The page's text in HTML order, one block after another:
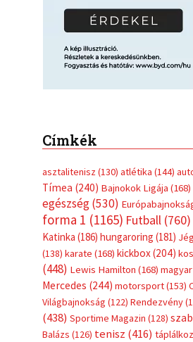
Címkék
asztalitenisz (130) atlétika (144)
Tímea (240) Bajnokok Ligája (168)
egészség(530)
forma 1 (1165) Futball(760)
Katinka (186) hungaroring (181)
(138) karate (168) kickbox(204)
(448) Lewis Hamilton (168)
Mercedes (244) motorsport(153)
Világbajnokság (122) Rendezvény
(438) Sportime Magazin (128)
Balázs (126) tenisz (416)